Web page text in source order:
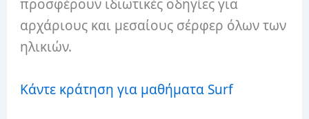
προσφέρουν ιδιωτικές οδηγίες για
αρχάριους και μεσαίους σέρφερ όλων των
ηλικιών.
Κάντε κράτηση για μαθήματα Surf